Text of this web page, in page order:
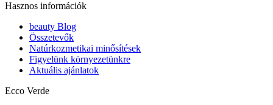
Hasznos információk
beauty Blog
Összetevők
Natúrkozmetikai minősítések
Figyelünk környezetünkre
Aktuális ajánlatok
Ecco Verde